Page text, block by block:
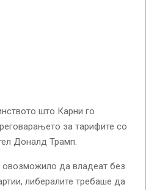
што Карни го
за тарифите со
Доналд Трамп.
да владеат без
либералите требаше да